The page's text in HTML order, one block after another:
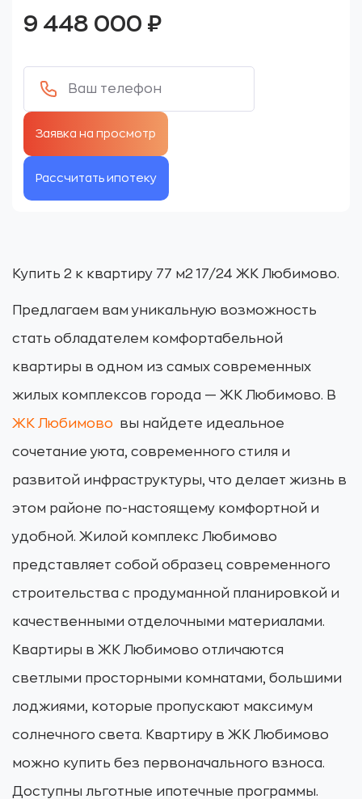
9 448 000 ₽
Рассчитать ипотеку
Купить 2 к квартиру 77 м2 17/24 ЖК Любимово.
Предлагаем вам уникальную возможность
стать обладателем комфортабельной
квартиры в одном из самых современных
жилых комплексов города — ЖК Любимово. В
ЖК Любимово вы найдете идеальное
сочетание уюта, современного стиля и
развитой инфраструктуры, что делает жизнь в
этом районе по-настоящему комфортной и
удобной. Жилой комплекс Любимово
представляет собой образец современного
строительства с продуманной планировкой и
качественными отделочными материалами.
Квартиры в ЖК Любимово отличаются
светлыми просторными комнатами, большими
лоджиями, которые пропускают максимум
солнечного света. Квартиру в ЖК Любимово
можно купить без первоначального взноса.
Доступны льготные ипотечные программы.